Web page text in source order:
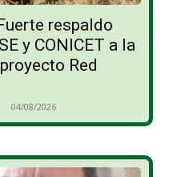
respaldo
y CONICET a la
Red
- 04/08/2026